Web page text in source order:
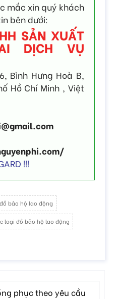
mắc xin quý khách
bên dưới:
SẢN XUẤT
DỊCH VỤ
Bình Hưng Hoà B,
Hồ Chí Minh , Việt
!!!
đồ bảo hộ lao động
loại đồ bảo hộ lao động
phục theo yêu cầu